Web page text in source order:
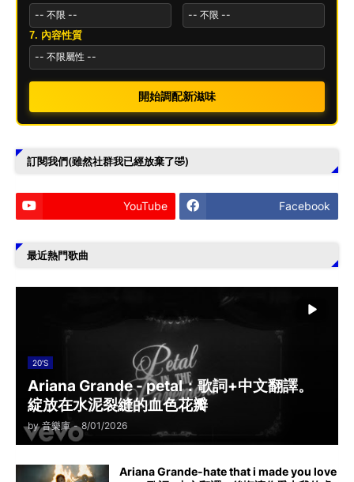
7. 內容性質
開始調配新滋味
訂閱我們(雖然社群我已經放棄了🤣)
YouTube Facebook
最近熱門歌曲
20'S
Ariana Grande - petal：歌詞+中文翻譯。
綻放在水泥裂縫的血色花瓣
by 音樂庫 - 8/01/2026
Ariana Grande-hate that i made you love